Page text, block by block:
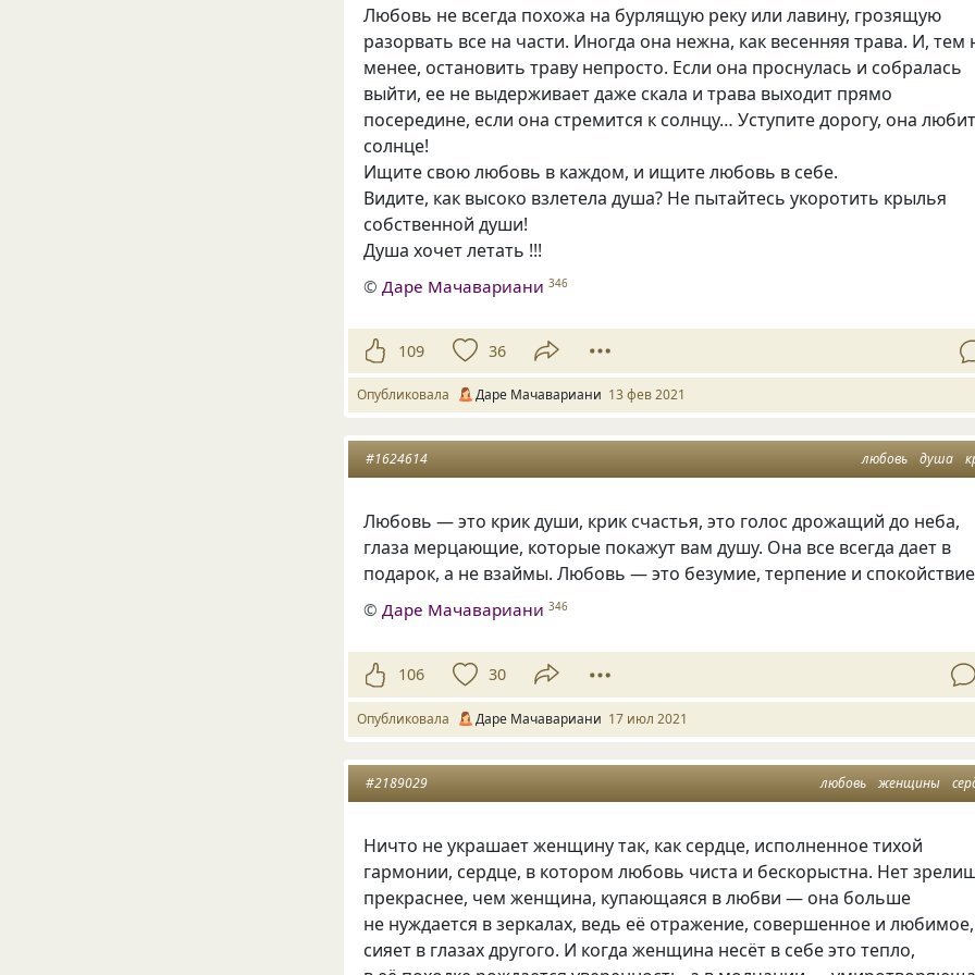
Любовь не всегда похожа на бурлящую реку или лавину, грозящую
разорвать все на части. Иногда она нежна, как весенняя трава. И, тем
менее, остановить траву непросто. Если она проснулась и собралась
выйти, ее не выдерживает даже скала и трава выходит прямо
посередине, если она стремится к солнцу… Уступите дорогу, она любит
солнце!
Ищите свою любовь в каждом, и ищите любовь в себе.
Видите, как высоко взлетела душа? Не пытайтесь укоротить крылья
собственной души!
Душа хочет летать !!!
© Даре Мачавариани 346
109 36
Опубликовала Даре Мачавариани 13 фев 2021
любовь душа
#1624614
Любовь — это крик души, крик счастья, это голос дрожащий до неба,
глаза мерцающие, которые покажут вам душу. Она все всегда дает в
подарок, а не взаймы. Любовь — это безумие, терпение и
© Даре Мачавариани 346
106 30
Опубликовала Даре Мачавариани 17 июл 2021
любовь женщины
#2189029
Ничто не украшает женщину так, как сердце, исполненное тихой
гармонии, сердце, в котором любовь чиста и бескорыстна. Нет
прекраснее, чем женщина, купающаяся в любви — она больше
не нуждается в зеркалах, ведь её отражение, совершенное и любимое,
сияет в глазах другого. И когда женщина несёт в себе это тепло,